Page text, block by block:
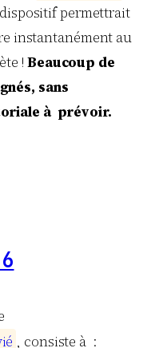
dispositif permettrait
instantanément au
! Beaucoup de
sans
à prévoir.
ié , consiste à :